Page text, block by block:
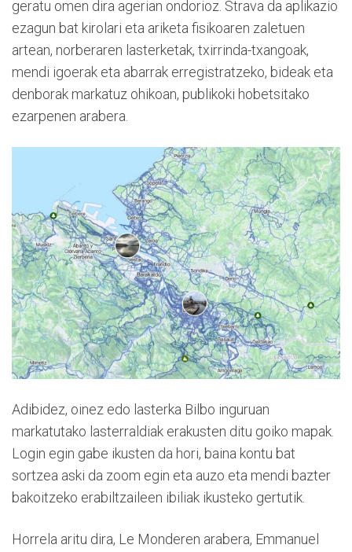
geratu omen dira agerian ondorioz. Strava da aplikazio
ezagun bat kirolari eta ariketa fisikoaren zaletuen
artean, norberaren lasterketak, txirrinda-txangoak,
mendi igoerak eta abarrak erregistratzeko, bideak eta
denborak markatuz ohikoan, publikoki hobetsitako
ezarpenen arabera.
Adibidez, oinez edo lasterka Bilbo inguruan
markatutako lasterraldiak erakusten ditu goiko mapak.
Login egin gabe ikusten da hori, baina kontu bat
sortzea aski da zoom egin eta auzo eta mendi bazter
bakoitzeko erabiltzaileen ibiliak ikusteko gertutik.
Horrela aritu dira, Le Monderen arabera, Emmanuel